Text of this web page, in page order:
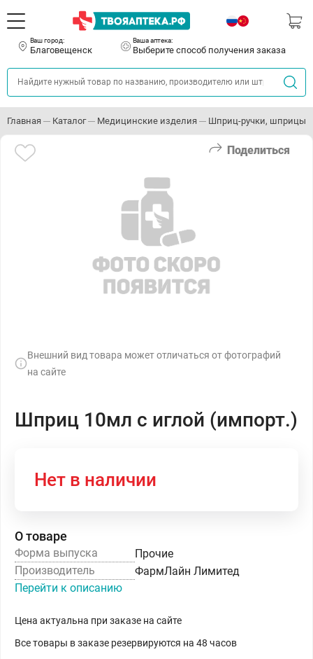
Ваш город:
Благовещенск
Ваша аптека:
Выберите способ получения заказа
Главная Каталог Медицинские изделия Шприц-ручки, шприцы
Поделиться
Внешний вид товара может отличаться от фотографий
на сайте
Шприц 10мл с иглой (импорт.)
Нет в наличии
О товаре
Форма выпуска
Прочие
Производитель
ФармЛайн Лимитед
Перейти к описанию
Цена актуальна при заказе на сайте
Все товары в заказе резервируются на 48 часов